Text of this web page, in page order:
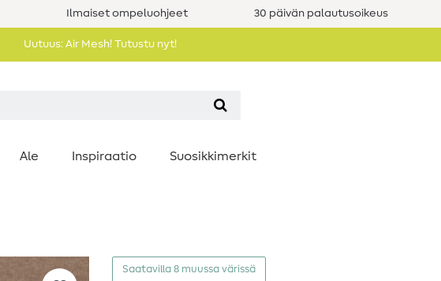
Ilmaiset ompeluohjeet 30 päivän palautusoikeus
Uutuus: Air Mesh! Tutustu nyt!
Ale Inspiraatio Suosikkimerkit
Saatavilla 8 muussa värissä